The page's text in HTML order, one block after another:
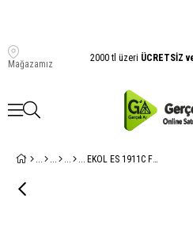
Mağazamız
2000 tl üzeri ÜCRETSİZ
EKOL ES 1911C Füme Blowback'li Havalı Tabanca